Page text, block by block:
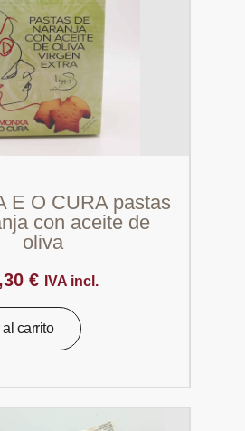
E O CURA pastas
con aceite de
oliva
€ IVA incl.
carrito